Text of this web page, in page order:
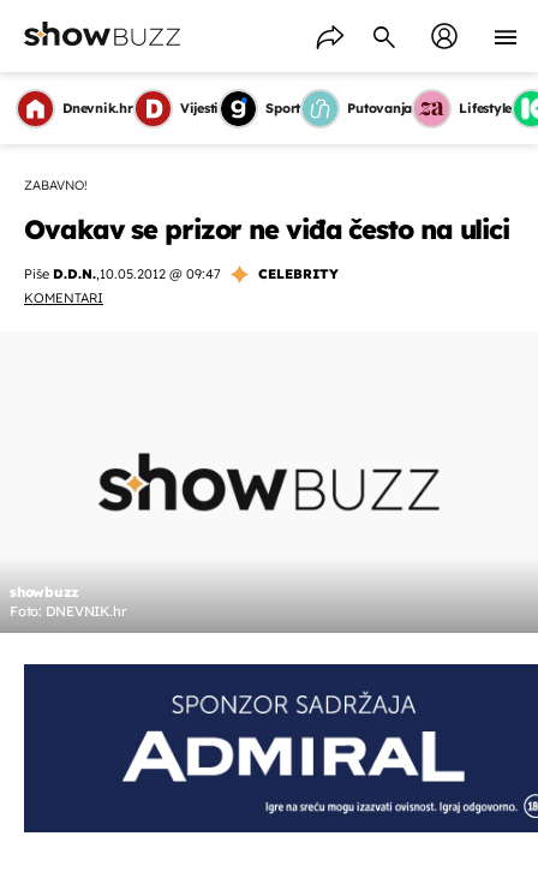
Dnevnik.hr Vijesti Sport Putovanja Lifestyle
ZABAVNO!
Ovakav se prizor ne viđa često na ulici
Piše D.D.N.,10.05.2012 @ 09:47
CELEBRITY
KOMENTARI
showbuzz
Foto: DNEVNIK.hr
OMOGUĆI OBAVIJESTI